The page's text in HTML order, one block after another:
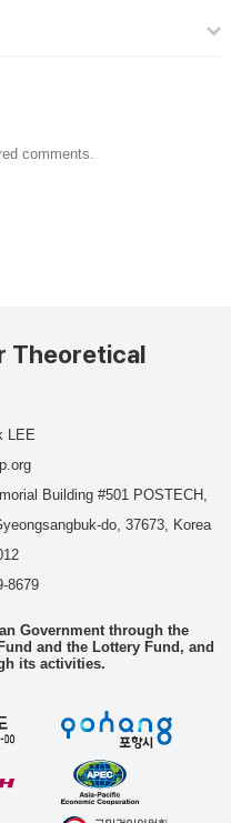
comments.
Theoretical
LEE
Building #501 POSTECH,
do, 37673, Korea
8679
Government through the
and the Lottery Fund, and
its activities.